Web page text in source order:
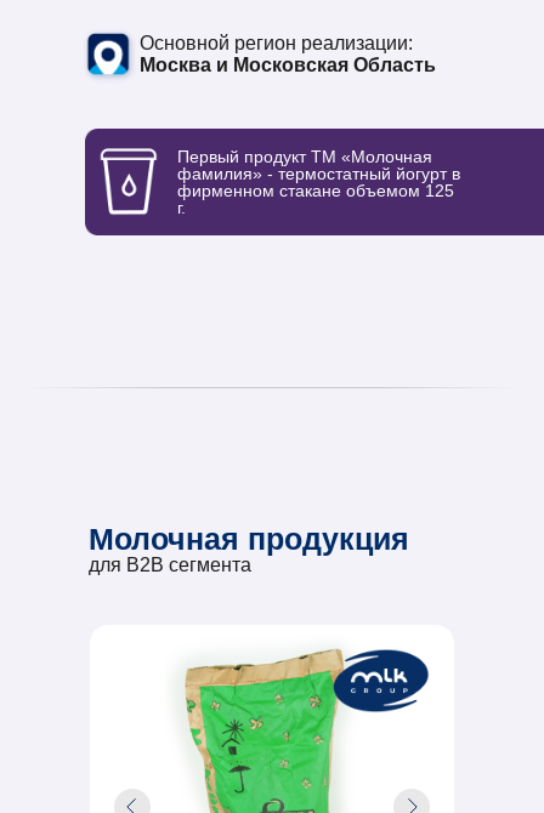
Основной регион реализации:
Москва и Московская Область
Первый продукт ТМ «Молочная
фамилия» - термостатный йогурт в
фирменном стакане объемом 125
г.
Молочная продукция
для B2B сегмента